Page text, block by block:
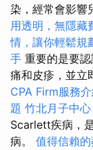
染，經常會影響
用透明，無隱藏
情，讓你輕鬆規
手 重要的是要
痛和皮疹，並立
CPA Firm服務
題 竹北月子中
Scarlett疾病，
病。 值得信賴